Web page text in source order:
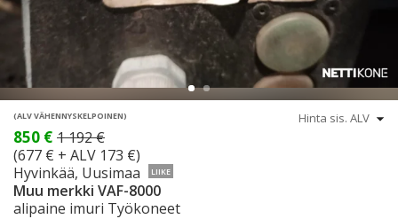
(ALV VÄHENNYSKELPOINEN)
850 € 1 192 €
(677 € + ALV 173 €)
Hyvinkää, Uusimaa
LIIKE
Muu merkki VAF-8000
alipaine imuri Työkoneet